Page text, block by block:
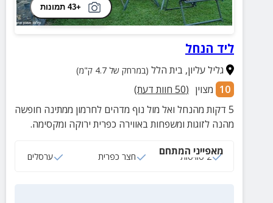
+43 תמונות
ליד הנחל
גליל עליון, בית הלל (במרחק של 4.7 ק"מ)
10 מצוין (
50 חוות דעת)
5 דקות מהנחל ואל מול נוף מדהים לחרמון ממתינה חופשה
מהנה לזוגות ומשפחות באווירה כפרית ירוקה ומקסימה.
מאפייני המתחם
2 סוויטות חצר כפרית ערסלים